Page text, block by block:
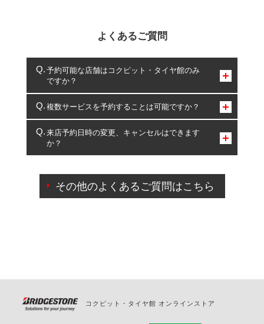
よくあるご質問
予約可能な店舗はコクピット・タイヤ館のみ
ですか？
コクピット・タイヤ館のみとなります。
複数サービスを予約することは可能ですか？
複数サービスのご予約は可能です。
一部の商品・サービスの組み合わせに限り、同時にご予約が
出来ないものもございます。
来店予約日時の変更、キャンセルはできます
か？
ご来店予約日の3営業日前を過ぎている場合のご予約
の日時変更につきましては、直接ご予約の店舗まで
その他のよくあるご質問はこちら
コクピット・タイヤ館 オンラインストア